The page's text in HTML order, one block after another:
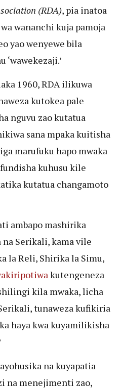
(RDA), pia inatoa
wananchi kuja pamoja
yao wenyewe bila
‘wawekezaji.’
1960, RDA ilikuwa
kutokea pale
nguvu zao kutatua
sana mpaka kuitisha
marufuku hapo mwaka
kuhusu kile
kutatua changamoto
ambapo mashirika
Serikali, kama vile
la Reli, Shirika la Simu,
kutengeneza
kila mwaka, licha
tunaweza kufikiria
haya kwa kuyamilikisha
na kuyapatia
na menejimenti zao,